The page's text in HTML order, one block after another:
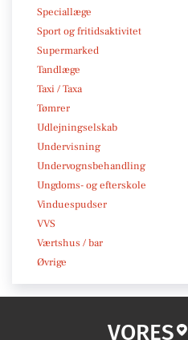
Speciallæge
Sport og fritidsaktivitet
Supermarked
Tandlæge
Taxi / Taxa
Tømrer
Udlejningselskab
Undervisning
Undervognsbehandling
Ungdoms- og efterskole
Vinduespudser
VVS
Værtshus / bar
Øvrige
VORES